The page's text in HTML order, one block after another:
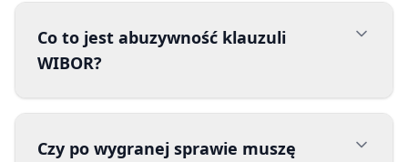
Co to jest abuzywność klauzuli
WIBOR?
Czy po wygranej sprawie muszę